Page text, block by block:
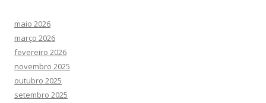
maio 2026
março 2026
fevereiro 2026
novembro 2025
outubro 2025
setembro 2025